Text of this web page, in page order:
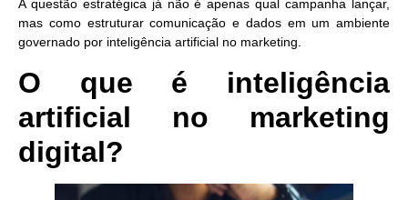
A questão estratégica já não é apenas qual campanha lançar,
mas como estruturar comunicação e dados em um ambiente
governado por inteligência artificial no marketing.
O que é inteligência
artificial no marketing
digital?